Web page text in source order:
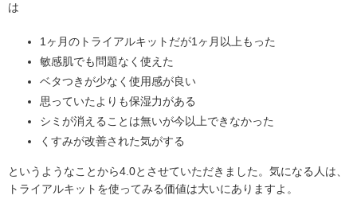
は
1ヶ月のトライアルキットだが1ヶ月以上もった
敏感肌でも問題なく使えた
ベタつきが少なく使用感が良い
思っていたよりも保湿力がある
シミが消えることは無いが今以上できなかった
くすみが改善された気がする
というようなことから4.0とさせていただきました。気になる人は、
トライアルキットを使ってみる価値は大いにありますよ。